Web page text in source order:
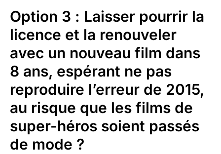
Option 3 : Laisser pourrir la
licence et la renouveler
avec un nouveau film dans
8 ans, espérant ne pas
reproduire l’erreur de 2015,
au risque que les films de
super-héros soient passés
de mode ?